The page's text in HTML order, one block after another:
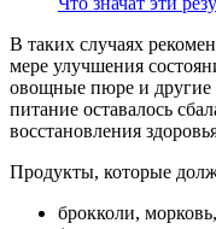
В таких случаях
мере улучшения
овощные пюре и
питание оставалось
восстановления
Продукты, которые
брокколи,